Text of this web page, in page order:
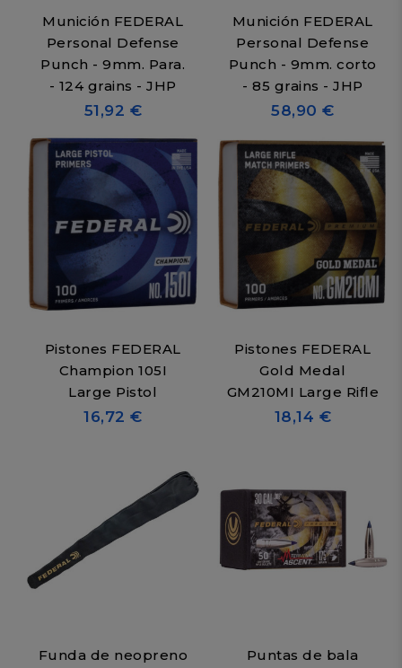
Munición FEDERAL
Personal Defense
Punch - 9mm. Para.
- 124 grains - JHP
51,92 €
Munición FEDERAL
Personal Defense
Punch - 9mm. corto
- 85 grains - JHP
58,90 €
Pistones FEDERAL
Champion 105I
Large Pistol
16,72 €
Pistones FEDERAL
Gold Medal
GM210MI Large Rifle
18,14 €
Funda de neopreno Puntas de bala